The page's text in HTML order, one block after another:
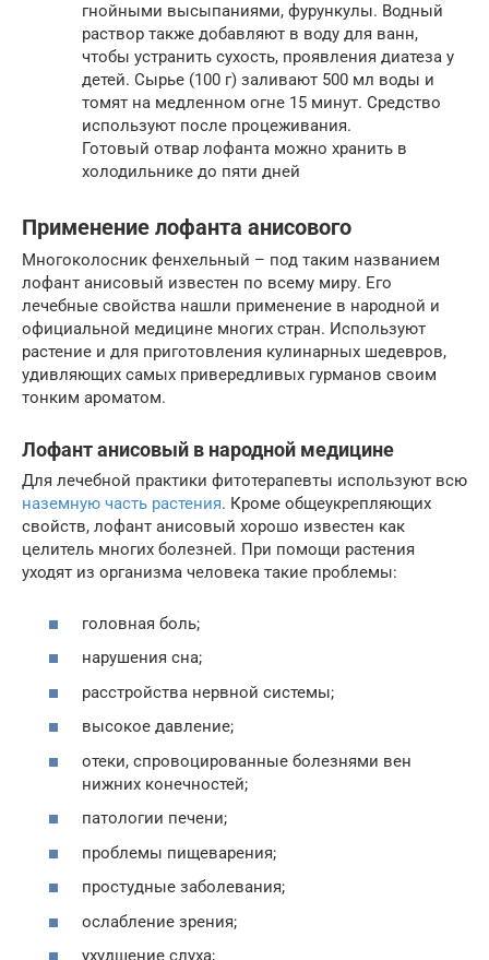
гнойными высыпаниями, фурункулы. Водный
раствор также добавляют в воду для ванн,
чтобы устранить сухость, проявления диатеза у
детей. Сырье (100 г) заливают 500 мл воды и
томят на медленном огне 15 минут. Средство
используют после процеживания.
Готовый отвар лофанта можно хранить в
холодильнике до пяти дней
Применение лофанта анисового
Многоколосник фенхельный – под таким названием
лофант анисовый известен по всему миру. Его
лечебные свойства нашли применение в народной и
официальной медицине многих стран. Используют
растение и для приготовления кулинарных шедевров,
удивляющих самых привередливых гурманов своим
тонким ароматом.
Лофант анисовый в народной медицине
Для лечебной практики фитотерапевты используют всю
наземную часть растения. Кроме общеукрепляющих
свойств, лофант анисовый хорошо известен как
целитель многих болезней. При помощи растения
уходят из организма человека такие проблемы:
головная боль;
нарушения сна;
расстройства нервной системы;
высокое давление;
отеки, спровоцированные болезнями вен
нижних конечностей;
патологии печени;
проблемы пищеварения;
простудные заболевания;
ослабление зрения;
ухудшение слуха;